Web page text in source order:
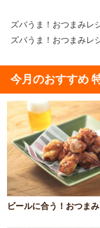
ズバうま！おつまみレ
ズバうま！おつまみレ
今月のおすすめ
ビールに合う！おつま